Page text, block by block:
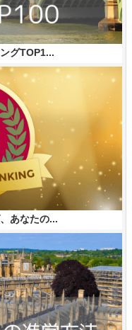
グTOP1...
あなたの...